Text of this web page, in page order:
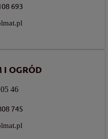
693
I OGRÓD
46
745